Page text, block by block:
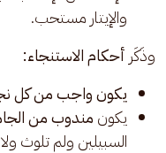
والإيتار مستحب.
وذَكَر أحكام الاستنجاء:
يكون واجب من كل
يكون مندوب من
السبيلين ولم تلوث